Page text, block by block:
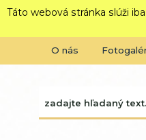
Táto webová stránka slúži
O nás